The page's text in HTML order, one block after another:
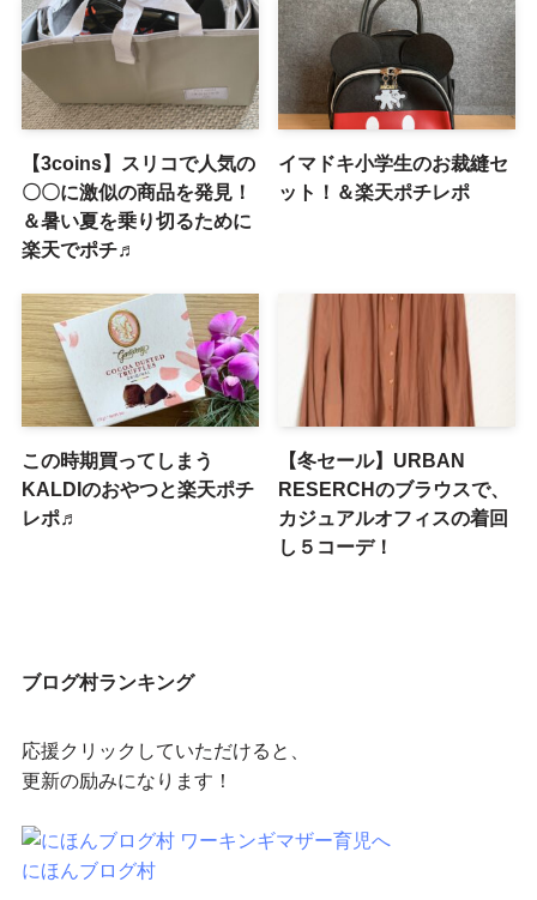
【3coins】スリコで人気の
〇〇に激似の商品を発見！
＆暑い夏を乗り切るために
楽天でポチ♬
イマドキ小学生のお裁縫セ
ット！＆楽天ポチレポ
この時期買ってしまう
KALDIのおやつと楽天ポチ
レポ♬
【冬セール】URBAN
RESERCHのブラウスで、
カジュアルオフィスの着回
し５コーデ！
ブログ村ランキング
応援クリックしていただけると、
更新の励みになります！
にほんブログ村